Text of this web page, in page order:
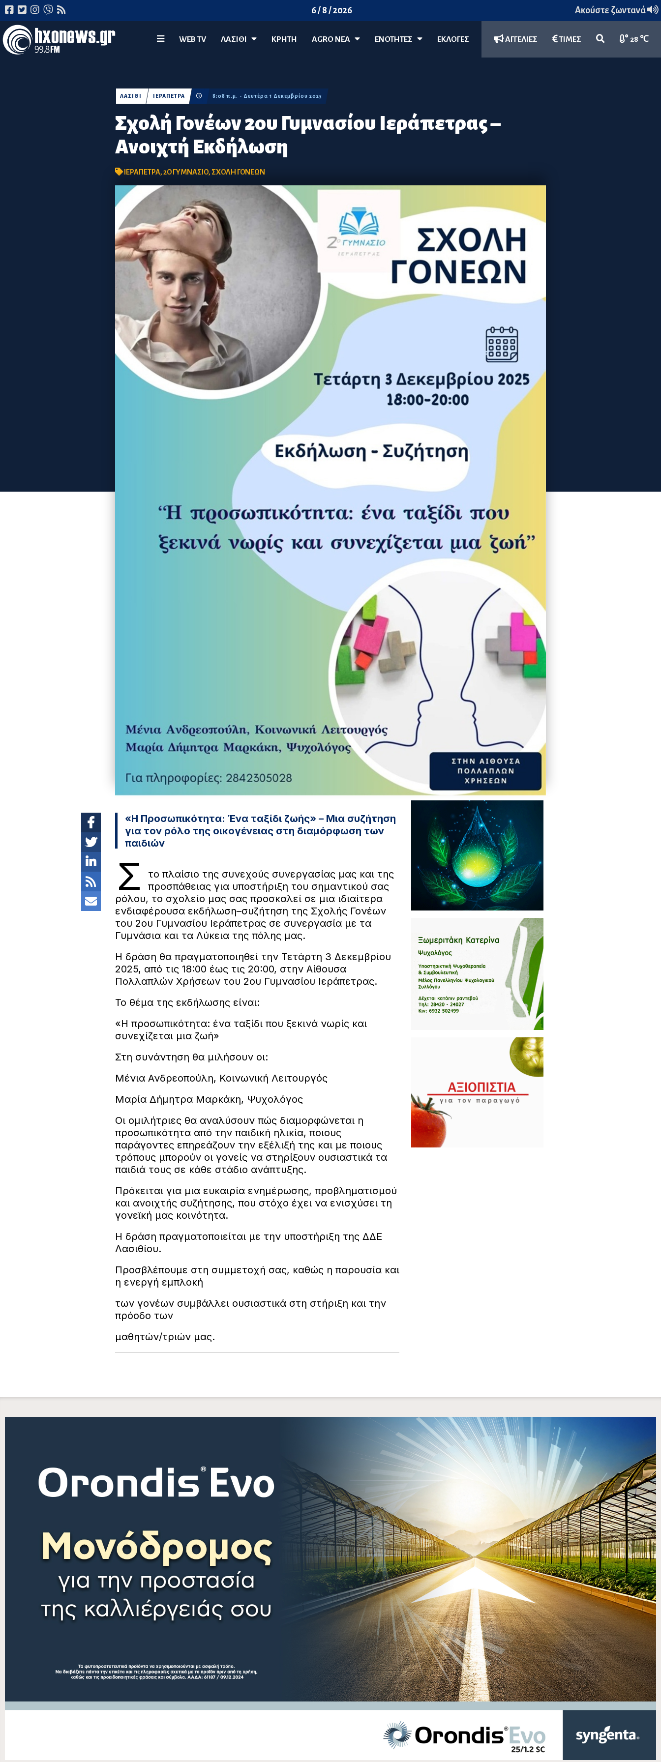
6 / 8 / 2026 Ακούστε ζωντανά
WEB TV ΛΑΣΊΘΙ ΚΡΗΤΗ AGRO ΝΈΑ ΕΝΟΤΗΤΕΣ ΕΚΛΟΓΕΣ ΑΓΓΕΛΙΕΣ ΤΙΜΕΣ 28 ℃
Σχολή Γονέων 2ου Γυμνασίου Ιεράπετρας –
Ανοιχτή Εκδήλωση
ΛΑΣΙΘΙ ΙΕΡΑΠΕΤΡΑ 8:08 π.μ. - Δευτέρα 1 Δεκεμβρίου 2025
ΙΕΡΑΠΕΤΡΑ,2Ο ΓΥΜΝΑΣΙΟ, ΣΧΟΛΗ ΓΟΝΕΩΝ
«Η Προσωπικότητα: Ένα ταξίδι ζωής» – Μια συζήτηση
για τον ρόλο της οικογένειας στη διαμόρφωση των
παιδιών
Σ
το πλαίσιο της συνεχούς συνεργασίας μας και της
προσπάθειας για υποστήριξη του σημαντικού σας
ρόλου, το σχολείο μας σας προσκαλεί σε μια ιδιαίτερα
ενδιαφέρουσα εκδήλωση–συζήτηση της Σχολής Γονέων
του 2ου Γυμνασίου Ιεράπετρας σε συνεργασία με τα
Γυμνάσια και τα Λύκεια της πόλης μας.
Η δράση θα πραγματοποιηθεί την Τετάρτη 3 Δεκεμβρίου
2025, από τις 18:00 έως τις 20:00, στην Αίθουσα
Πολλαπλών Χρήσεων του 2ου Γυμνασίου Ιεράπετρας.
Το θέμα της εκδήλωσης είναι:
«Η προσωπικότητα: ένα ταξίδι που ξεκινά νωρίς και
συνεχίζεται μια ζωή»
Στη συνάντηση θα μιλήσουν οι:
Μένια Ανδρεοπούλη, Κοινωνική Λειτουργός
Μαρία Δήμητρα Μαρκάκη, Ψυχολόγος
Οι ομιλήτριες θα αναλύσουν πώς διαμορφώνεται η
προσωπικότητα από την παιδική ηλικία, ποιους
παράγοντες επηρεάζουν την εξέλιξή της και με ποιους
τρόπους μπορούν οι γονείς να στηρίξουν ουσιαστικά τα
παιδιά τους σε κάθε στάδιο ανάπτυξης.
Πρόκειται για μια ευκαιρία ενημέρωσης, προβληματισμού
και ανοιχτής συζήτησης, που στόχο έχει να ενισχύσει τη
γονεϊκή μας κοινότητα.
Η δράση πραγματοποιείται με την υποστήριξη της ΔΔΕ
Λασιθίου.
Προσβλέπουμε στη συμμετοχή σας, καθώς η παρουσία και
η ενεργή εμπλοκή
των γονέων συμβάλλει ουσιαστικά στη στήριξη και την
πρόοδο των
μαθητών/τριών μας.